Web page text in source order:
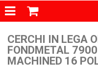
CERCHI IN LEGA
FONDMETAL
MACHINED 16